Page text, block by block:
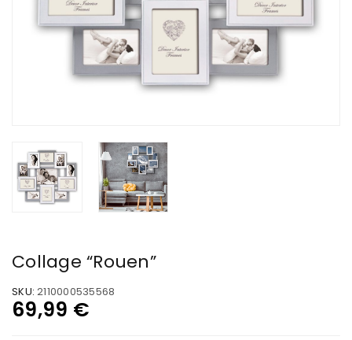
Collage “Rouen”
SKU: 2110000535568
69,99 €